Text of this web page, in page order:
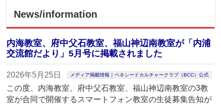
News/information
内海教室、府中父石教室、福山神辺南教室が「内浦
交流館だより」5月号に掲載されました
2026年5月25日 メディア掲載情報｜ベネシードカルチャークラブ（BCC）公式
この度、内海教室、府中父石教室、福山神辺南教室の3教
室が合同で開催するスマートフォン教室の生徒募集告知が